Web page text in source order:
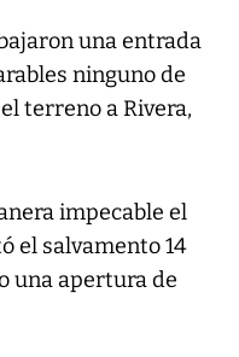
una entrada
ninguno de
terreno a Rivera,
impecable el
el salvamento 14
una apertura de